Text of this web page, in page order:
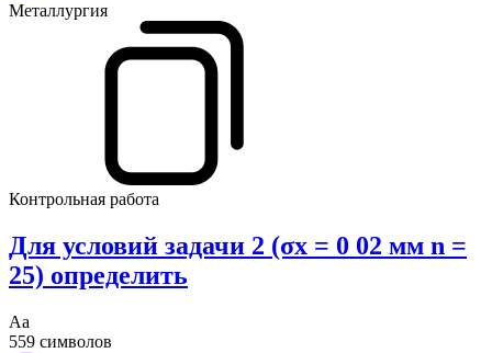
Металлургия
Контрольная работа
Для условий задачи 2 (σx = 0 02 мм n =
25) определить
Аа
559 символов